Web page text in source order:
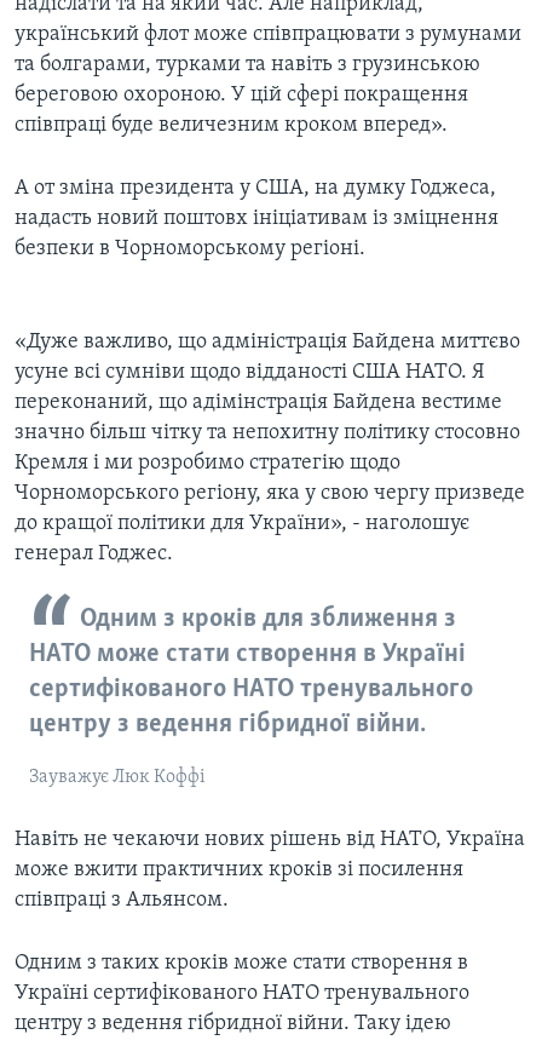
український флот може співпрацювати з румунами
та болгарами, турками та навіть з грузинською
береговою охороною. У цій сфері покращення
співпраці буде величезним кроком вперед».
А от зміна президента у США, на думку Годжеса,
надасть новий поштовх ініціативам із зміцнення
безпеки в Чорноморському регіоні.
«Дуже важливо, що адміністрація Байдена миттєво
усуне всі сумніви щодо відданості США НАТО. Я
переконаний, що адімінстрація Байдена вестиме
значно більш чітку та непохитну політику стосовно
Кремля і ми розробимо стратегію щодо
Чорноморського регіону, яка у свою чергу призведе
до кращої політики для України», - наголошує
генерал Годжес.
Одним з кроків для зближення з
НАТО може стати створення в Україні
сертифікованого НАТО тренувального
центру з ведення гібридної війни.
Зауважує Люк Коффі
Навіть не чекаючи нових рішень від НАТО, Україна
може вжити практичних кроків зі посилення
співпраці з Альянсом.
Одним з таких кроків може стати створення в
Україні сертифікованого НАТО тренувального
центру з ведення гібридної війни. Таку ідею